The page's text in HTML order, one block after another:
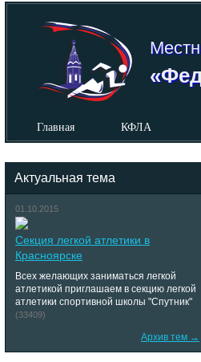
Главная КФЛА
Актуальная тема
01.10.2015
Секция легкой атлетики в
Красноярске
Всех желающих заниматься легкой
атлетикой приглашаем в секцию легкой
атлетики спортивной школы "Спутник"
(33409)
Архив тем →